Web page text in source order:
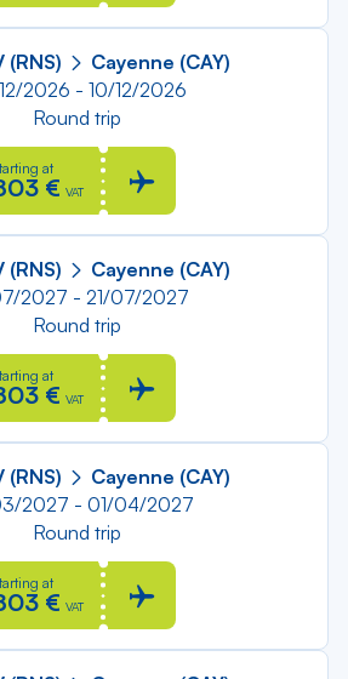
(RNS)
Cayenne (CAY)
2026 - 10/12/2026
Round trip
at
€ VAT
(RNS)
Cayenne (CAY)
2027 - 21/07/2027
Round trip
at
€ VAT
(RNS)
Cayenne (CAY)
2027 - 01/04/2027
Round trip
at
€ VAT